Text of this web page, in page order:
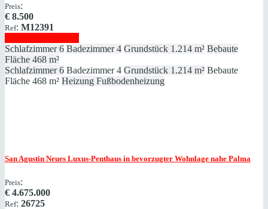
Preis:
€ 8.500
Ref: M12391
Schlafzimmer 6 Badezimmer 4 Grundstück 1.214 m² Bebaute
Fläche 468 m²
Schlafzimmer 6 Badezimmer 4 Grundstück 1.214 m² Bebaute
Fläche 468 m² Heizung Fußbodenheizung
San Agustin Neues Luxus-Penthaus in bevorzugter Wohnlage nahe Palma
Preis:
€ 4.675.000
Ref: 26725